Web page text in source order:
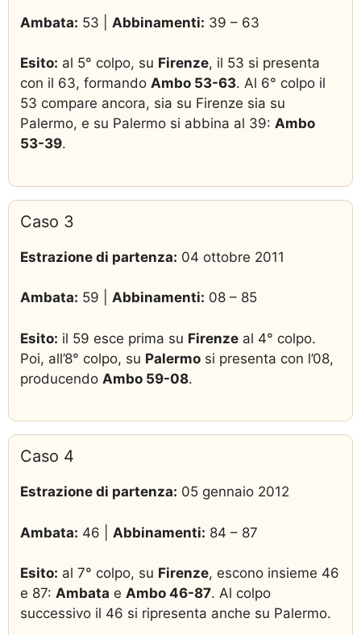
Ambata: 53 | Abbinamenti: 39 – 63
Esito: al 5° colpo, su Firenze, il 53 si presenta
con il 63, formando Ambo 53-63. Al 6° colpo il
53 compare ancora, sia su Firenze sia su
Palermo, e su Palermo si abbina al 39: Ambo
53-39.
Caso 3
Estrazione di partenza: 04 ottobre 2011
Ambata: 59 | Abbinamenti: 08 – 85
Esito: il 59 esce prima su Firenze al 4° colpo.
Poi, all’8° colpo, su Palermo si presenta con l’08,
producendo Ambo 59-08.
Caso 4
Estrazione di partenza: 05 gennaio 2012
Ambata: 46 | Abbinamenti: 84 – 87
Esito: al 7° colpo, su Firenze, escono insieme 46
e 87: Ambata e Ambo 46-87. Al colpo
successivo il 46 si ripresenta anche su Palermo.